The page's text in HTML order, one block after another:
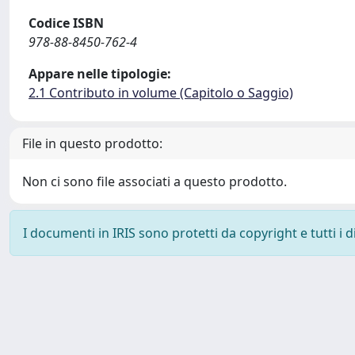
Codice ISBN
978-88-8450-762-4
Appare nelle tipologie:
2.1 Contributo in volume (Capitolo o Saggio)
File in questo prodotto:
Non ci sono file associati a questo prodotto.
I documenti in IRIS sono protetti da copyright e tutti i